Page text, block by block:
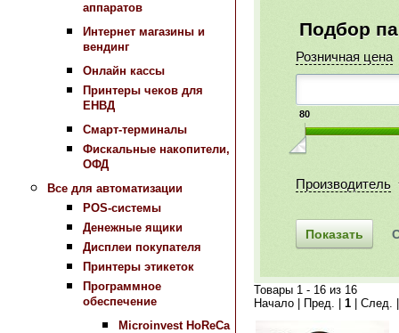
аппаратов
Интернет магазины и
вендинг
Онлайн кассы
Принтеры чеков для
ЕНВД
Смарт-терминалы
Фискальные накопители,
ОФД
Все для автоматизации
POS-системы
Денежные ящики
Дисплеи покупателя
Принтеры этикеток
Программное
обеспечение
Microinvest HoReCa
Подбор
Розничная цена
80
Производитель
Товары 1 - 16 из 16
Начало | Пред. | 1 | След.